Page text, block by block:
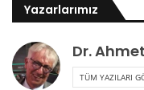
Yazarlarımız
Dr.
TÜM YAZILARI